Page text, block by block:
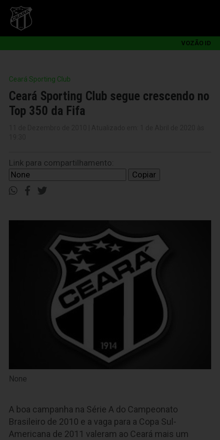
VOZÃO ID
Ceará Sporting Club
Ceará Sporting Club segue crescendo no
Top 350 da Fifa
Link para compartilhamento:
Copiar
None
A boa campanha na Série A do Campeonato
Brasileiro de 2010 e a vaga para a Copa Sul-
Americana de 2011 valeram ao Ceará mais um